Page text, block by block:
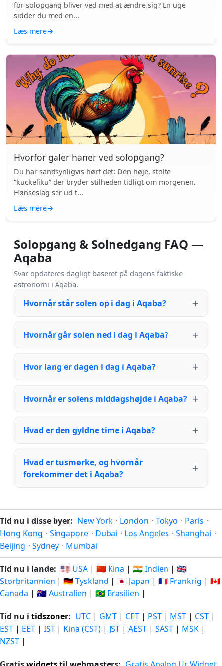
for solopgang bliver ved med at ændre sig? En uge
sidder du med en...
Læs mere→
Hvorfor galer haner ved solopgang?
Du har sandsynligvis hørt det: Den høje, stolte
“kuckeliku” der bryder stilheden tidligt om morgenen.
Hønseslag ser ud t...
Læs mere→
Solopgang & Solnedgang FAQ —
Aqaba
Svar opdateres dagligt baseret på dagens faktiske
astronomi i Aqaba.
Hvornår står solen op i dag i Aqaba?
Hvornår går solen ned i dag i Aqaba?
Hvor lang er dagen i dag i Aqaba?
Hvornår er solens middagshøjde i Aqaba?
Hvad er den gyldne time i Aqaba?
Hvad er tusmørke, og hvornår
forekommer det i Aqaba?
Tid nu i disse byer: New York · London · Tokyo · Paris ·
Hong Kong · Singapore · Dubai · Los Angeles · Shanghai ·
Beijing · Sydney · Mumbai
Tid nu i lande: 🇺🇸 USA | 🇨🇳 Kina | 🇮🇳 Indien | 🇬🇧
Storbritannien | 🇩🇪 Tyskland | 🇯🇵 Japan | 🇫🇷 Frankrig | 🇨🇦
Canada | 🇦🇺 Australien | 🇧🇷 Brasilien |
Tid nu i tidszoner: UTC | GMT | CET | PST | MST | CST |
EST | EET | IST | Kina (CST) | JST | AEST | SAST | MSK |
NZST |